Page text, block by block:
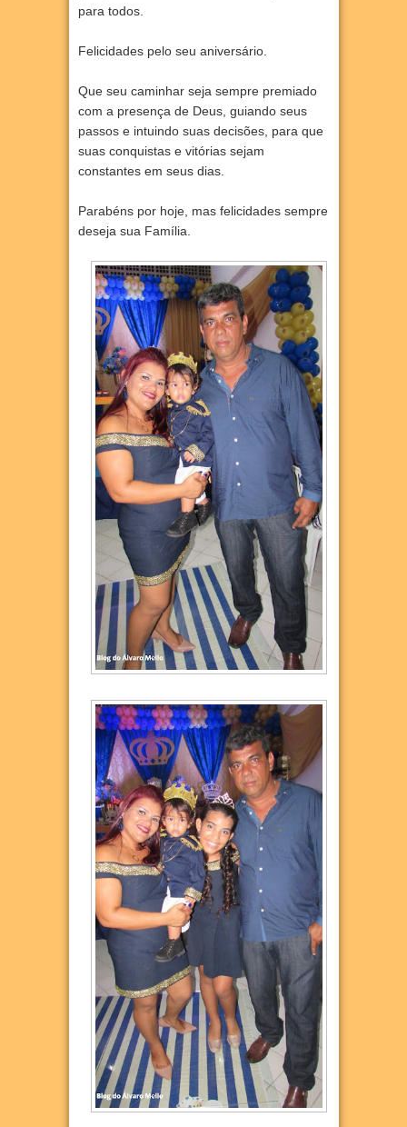
para todos.
Felicidades pelo seu aniversário.
Que seu caminhar seja sempre premiado
com a presença de Deus, guiando seus
passos e intuindo suas decisões, para que
suas conquistas e vitórias sejam
constantes em seus dias.
Parabéns por hoje, mas felicidades sempre
deseja sua Família.